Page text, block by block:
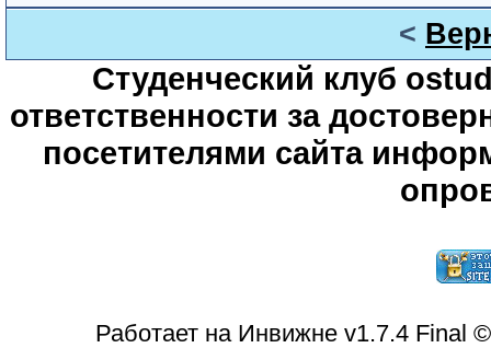
<
Студенческий клуб
ответственности за
посетителями сайта
Работает на Инвижне v1.7.4 Final